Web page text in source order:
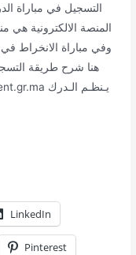
هنا شرح طريقة
LinkedIn
Pinterest